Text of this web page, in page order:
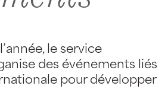
le service
des événements liés
pour développer